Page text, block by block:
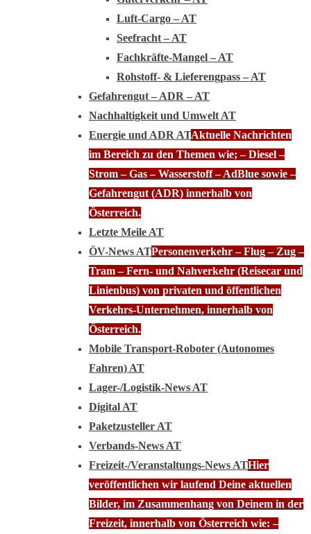
Luft-Cargo – AT
Seefracht – AT
Fachkräfte-Mangel – AT
Rohstoff- & Lieferengpass – AT
Gefahrengut – ADR – AT
Nachhaltigkeit und Umwelt AT
Energie und ADR ATAktuelle Nachrichten
im Bereich zu den Themen wie; – Diesel –
Strom – Gas – Wasserstoff – AdBlue sowie –
Gefahrengut (ADR) innerhalb von
Österreich.
Letzte Meile AT
ÖV-News ATPersonenverkehr – Flug – Zug –
Tram – Fern- und Nahverkehr (Reisecar und
Linienbus) von privaten und öffentlichen
Verkehrs-Unternehmen, innerhalb von
Österreich.
Mobile Transport-Roboter (Autonomes
Fahren) AT
Lager-/Logistik-News AT
Digital AT
Paketzusteller AT
Verbands-News AT
Freizeit-/Veranstaltungs-News ATHier
veröffentlichen wir laufend Deine aktuellen
Bilder, im Zusammenhang von Deinem in der
Freizeit, innerhalb von Österreich wie: –